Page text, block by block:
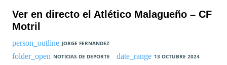
Ver en directo el Atlético Malagueño – CF
Motril
JORGE FERNANDEZ
NOTICIAS DE DEPORTE
13 OCTUBRE 2024